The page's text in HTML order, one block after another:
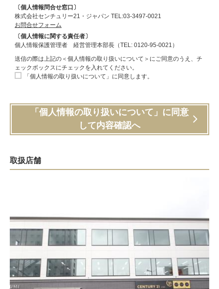
〔個人情報問合せ窓口〕
株式会社センチュリー21・ジャパン TEL:03-3497-0021
お問合せフォーム
〔個人情報に関する責任者〕
個人情報保護管理者 経営管理本部長（TEL: 0120-95-0021）
送信の際は上記の＜個人情報の取り扱いについて＞にご同意のうえ、チ
ェックボックスにチェックを入れてください。
「個人情報の取り扱いについて」に同意します。
「個人情報の取り扱いについて」に同意
して内容確認へ
取扱店舗